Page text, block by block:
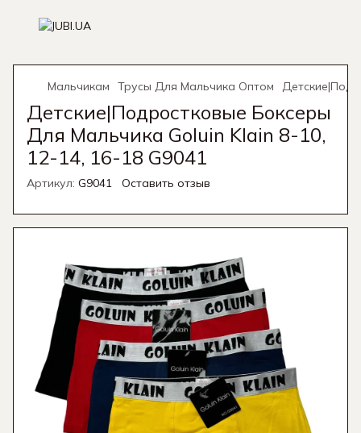
Мальчикам Трусы Для Мальчика Оптом
Детские|Подростковые Боксеры
Для Мальчика Goluin Klain 8-10,
12-14, 16-18 G9041
Артикул: G9041 Оставить отзыв